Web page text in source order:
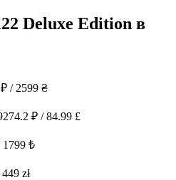
Deluxe Edition в
/ 2599 ₴
₽ / 84.99 £
1799 ₺
zł